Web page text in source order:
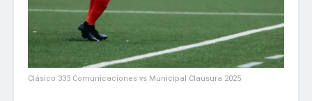
Clásico 333 Comunicaciones vs Municipal Clausura 2025